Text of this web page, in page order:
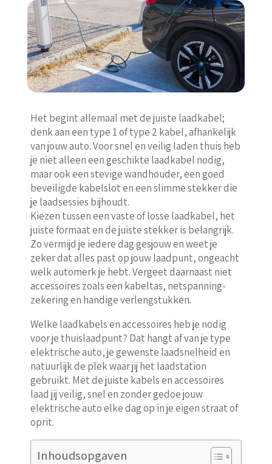
Het begint allemaal met de juiste laadkabel;
denk aan een type 1 of type 2 kabel, afhankelijk
van jouw auto. Voor snel en veilig laden thuis heb
je niet alleen een geschikte laadkabel nodig,
maar ook een stevige wandhouder, een goed
beveiligde kabelslot en een slimme stekker die
je laadsessies bijhoudt.
Kiezen tussen een vaste of losse laadkabel, het
juiste formaat en de juiste stekker is belangrijk.
Zo vermijd je iedere dag gesjouw en weet je
zeker dat alles past op jouw laadpunt, ongeacht
welk automerk je hebt. Vergeet daarnaast niet
accessoires zoals een kabeltas, netspanning-
zekering en handige verlengstukken.
Welke laadkabels en accessoires heb je nodig
voor je thuislaadpunt? Dat hangt af van je type
elektrische auto, je gewenste laadsnelheid en
natuurlijk de plek waar jij het laadstation
gebruikt. Met de juiste kabels en accessoires
laad jij veilig, snel en zonder gedoe jouw
elektrische auto elke dag op in je eigen straat of
oprit.
Inhoudsopgaven